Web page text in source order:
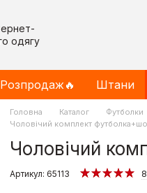
Розпродаж🔥 Штани
Головна Каталог Футболки
Чоловічий комплект
Чоловічий
Артикул: 65113